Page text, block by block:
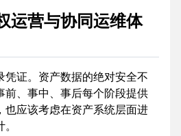
运营与协同运维体
凭证。资产数据的绝对安全不
前、事中、事后每个阶段提供
也应该考虑在资产系统层面进